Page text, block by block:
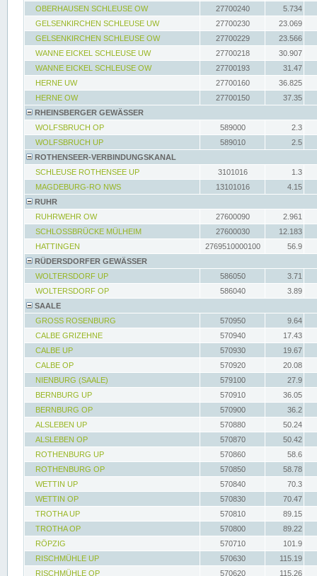
OBERHAUSEN SCHLEUSE OW
27700240
5.734
GELSENKIRCHEN SCHLEUSE UW
27700230
23.069
GELSENKIRCHEN SCHLEUSE OW
27700229
23.566
WANNE EICKEL SCHLEUSE UW
27700218
30.907
WANNE EICKEL SCHLEUSE OW
27700193
31.47
HERNE UW
27700160
36.825
HERNE OW
27700150
37.35
RHEINSBERGER GEWÄSSER
WOLFSBRUCH OP
589000
2.3
WOLFSBRUCH UP
589010
2.5
ROTHENSEER-VERBINDUNGSKANAL
SCHLEUSE ROTHENSEE UP
3101016
1.3
MAGDEBURG-RO NWS
13101016
4.15
RUHR
RUHRWEHR OW
27600090
2.961
SCHLOSSBRÜCKE MÜLHEIM
27600030
12.183
HATTINGEN
2769510000100
56.9
RÜDERSDORFER GEWÄSSER
WOLTERSDORF UP
586050
3.71
WOLTERSDORF OP
586040
3.89
SAALE
GROSS ROSENBURG
570950
9.64
CALBE GRIZEHNE
570940
17.43
CALBE UP
570930
19.67
CALBE OP
570920
20.08
NIENBURG (SAALE)
579100
27.9
BERNBURG UP
570910
36.05
BERNBURG OP
570900
36.2
ALSLEBEN UP
570880
50.24
ALSLEBEN OP
570870
50.42
ROTHENBURG UP
570860
58.6
ROTHENBURG OP
570850
58.78
WETTIN UP
570840
70.3
WETTIN OP
570830
70.47
TROTHA UP
570810
89.15
TROTHA OP
570800
89.22
RÖPZIG
570710
101.9
RISCHMÜHLE UP
570630
115.19
RISCHMÜHLE OP
570620 115.26